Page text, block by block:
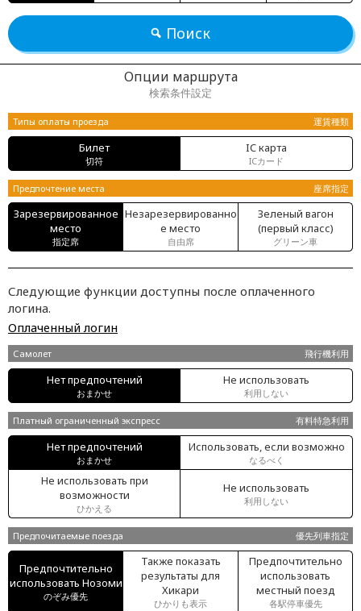
Поиск
Опции маршрута
検索条件設定
Типы оплаты проезда 運賃種類
Билет
切符
IC карта
ICカード
Предпочтение места 座席指定
Зарезервированное
место
指定席
Незарезервированно
е место
自由席
Зеленый вагон
(первый класс)
グリーン車
Следующие функции доступны после оплаченного
логина.
Оплаченный логин
Самолет 飛行機利用
Нет предпочтений
おまかせ
Не использовать
利用しない
Платный ограниченный экспресс 有料特急利用
Нет предпочтений
おまかせ
Использовать, если возможно
なるべく
Не использовать при
возможности
ひかえる
Не использовать
利用しない
Предпочитаемые поезда 優先列車指定
Предпочтительно
использовать Нозоми
のぞみ優先
Также показать
результаты для
Хикари
ひかりも表示
Предпочтительно
использовать
местный поезд
各駅停車優先